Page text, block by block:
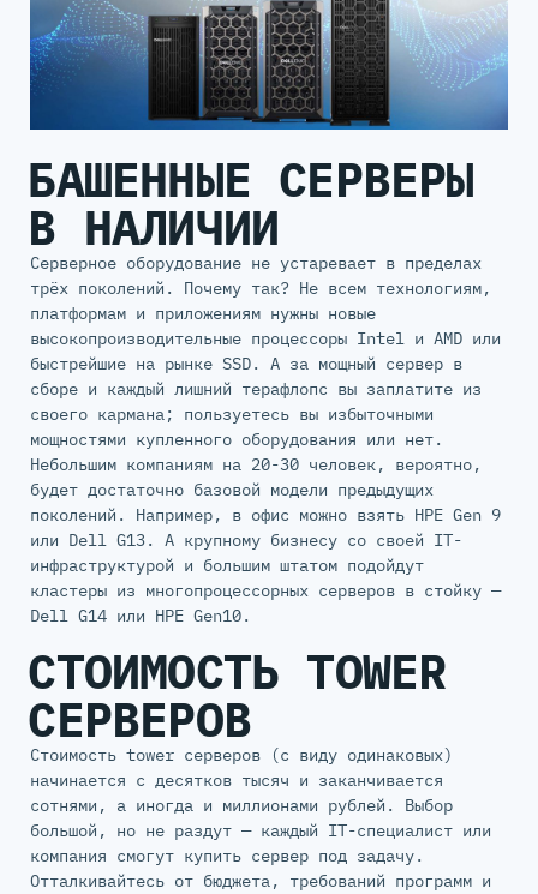
БАШЕННЫЕ СЕРВЕРЫ
В НАЛИЧИИ
Серверное оборудование не устаревает в пределах
трёх поколений. Почему так? Не всем технологиям,
платформам и приложениям нужны новые
высокопроизводительные процессоры Intel и AMD или
быстрейшие на рынке SSD. А за мощный сервер в
сборе и каждый лишний терафлопс вы заплатите из
своего кармана; пользуетесь вы избыточными
мощностями купленного оборудования или нет.
Небольшим компаниям на 20-30 человек, вероятно,
будет достаточно базовой модели предыдущих
поколений. Например, в офис можно взять HPE Gen 9
или Dell G13. А крупному бизнесу со своей IT-
инфраструктурой и большим штатом подойдут
кластеры из многопроцессорных серверов в стойку —
Dell G14 или HPE Gen10.
СТОИМОСТЬ TOWER
СЕРВЕРОВ
Стоимость tower серверов (с виду одинаковых)
начинается с десятков тысяч и заканчивается
сотнями, а иногда и миллионами рублей. Выбор
большой, но не раздут — каждый IT-специалист или
компания смогут купить сервер под задачу.
Отталкивайтесь от бюджета, требований программ и